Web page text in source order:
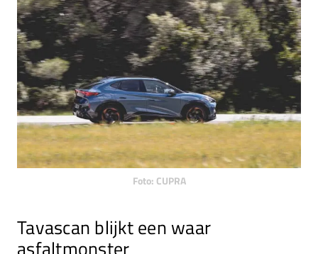
Foto: CUPRA
Tavascan blijkt een waar